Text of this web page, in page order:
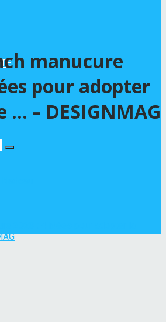
manucure
pour adopter
… – DESIGNMAG